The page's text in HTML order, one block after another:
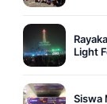
Light
Siswa